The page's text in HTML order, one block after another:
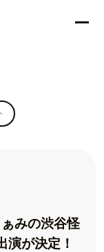
ぁみの渋谷怪
演が決定！